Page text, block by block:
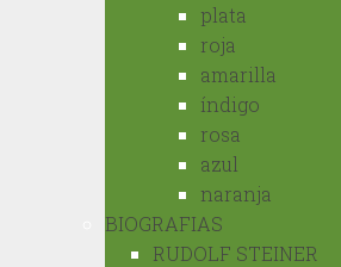
plata
roja
amarilla
índigo
rosa
azul
naranja
BIOGRAFIAS
RUDOLF STEINER